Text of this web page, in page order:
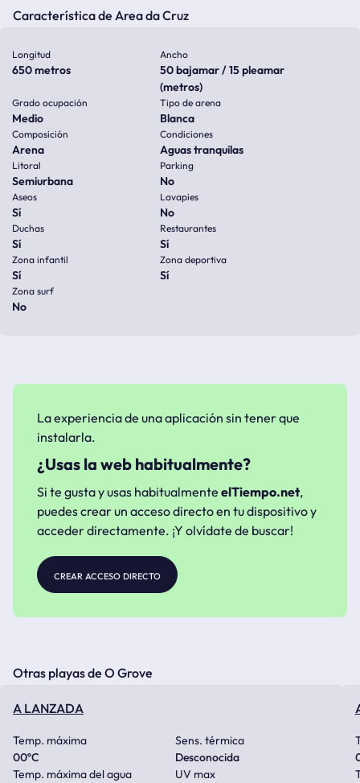
Característica de Area da Cruz
Longitud
650 metros
Ancho
50 bajamar / 15 pleamar
(metros)
Grado ocupación
Medio
Tipo de arena
Blanca
Composición
Arena
Condiciones
Aguas tranquilas
Litoral
Semiurbana
Parking
No
Aseos
Sí
Lavapies
No
Duchas
Sí
Restaurantes
Sí
Zona infantil
Sí
Zona deportiva
Sí
Zona surf
No
La experiencia de una aplicación sin tener que
instalarla.
¿Usas la web habitualmente?
Si te gusta y usas habitualmente elTiempo.net,
puedes crear un acceso directo en tu dispositivo y
acceder directamente. ¡Y olvídate de buscar!
crear acceso directo
Otras playas de O Grove
A LANZADA
Temp. máxima
00ºC
Sens. térmica
Desconocida
Temp. máxima del agua
UV max